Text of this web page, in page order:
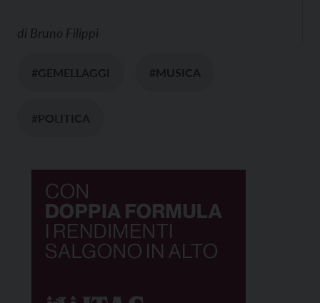
di Bruno Filippi
#GEMELLAGGI #MUSICA
#POLITICA